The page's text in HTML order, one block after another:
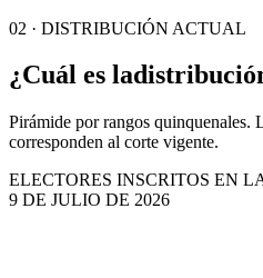
02 · DISTRIBUCIÓN ACTUAL
¿Cuál es la
Pirámide por rangos quinquenales.
corresponden al corte vigente.
ELECTORES INSCRITOS EN
9 DE JULIO DE 2026